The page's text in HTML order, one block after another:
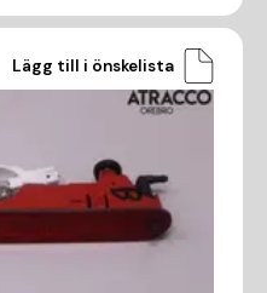
Lägg till i önskelista